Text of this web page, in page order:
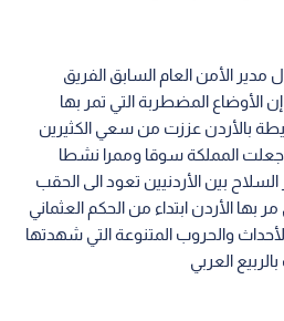
مدير الأمن العام السابق الفريق
الأوضاع المضطربة التي تمر بها
بالأردن عززت من سعي الكثيرين
المملكة سوقا وممرا نشطا
السلاح بين الأردنيين تعود الى الحقب
مر بها الأردن ابتداء من الحكم العثماني
والحروب المتنوعة التي شهدتها
العربي